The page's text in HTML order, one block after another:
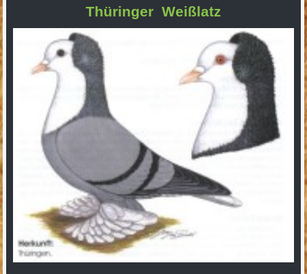
Thüringer Weißlatz